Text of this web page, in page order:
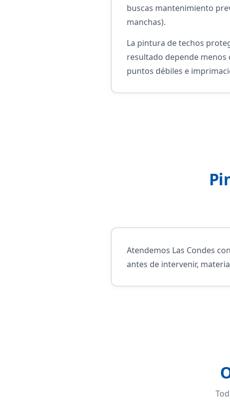
buscas mantenimiento
manchas).
La pintura de techos
resultado depende
puntos débiles e
Atendemos Las Condes
antes de intervenir,